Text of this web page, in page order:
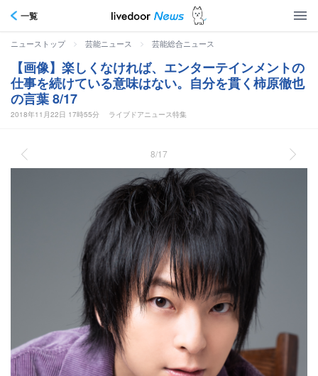
一覧
ニューストップ > 芸能ニュース > 芸能総合ニュース
【画像】楽しくなければ、エンターテインメントの
仕事を続けている意味はない。自分を貫く柿原徹也
の言葉 8/17
2018年11月22日 17時55分 ライブドアニュース特集
8/17